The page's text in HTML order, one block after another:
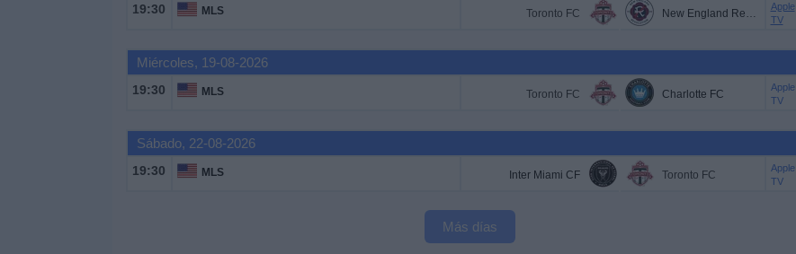
19:30 MLS Toronto FC New England Revolution
Apple
TV
Miércoles, 19-08-2026
19:30 MLS Toronto FC Charlotte FC
Apple
TV
Sábado, 22-08-2026
19:30 MLS Inter Miami CF Toronto FC
Apple
TV
Más días